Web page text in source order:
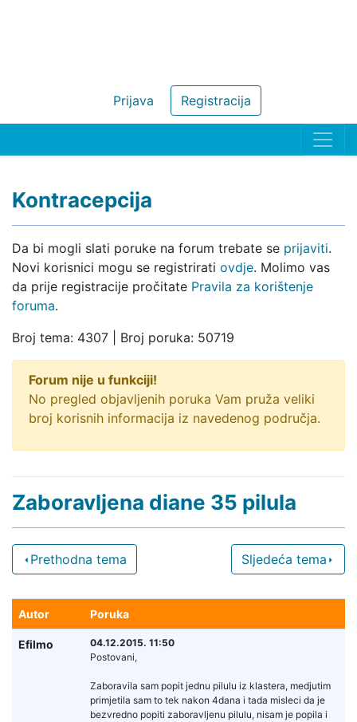
Registracija
Prijava
Kontracepcija
Da bi mogli slati poruke na forum trebate se prijaviti.
Novi korisnici mogu se registrirati ovdje. Molimo vas
da prije registracije pročitate Pravila za korištenje
foruma.
Broj tema: 4307 | Broj poruka: 50719
Forum nije u funkciji!
No pregled objavljenih poruka Vam pruža veliki
broj korisnih informacija iz navedenog područja.
Zaboravljena diane 35 pilula
Prethodna tema Sljedeća tema
Autor Poruka
Efilmo
04.12.2015. 11:50
Postovani,
Zaboravila sam popit jednu pilulu iz klastera, medjutim
primjetila sam to tek nakon 4dana i tada misleci da je
bezvredno popiti zaboravljenu pilulu, nisam je popila i